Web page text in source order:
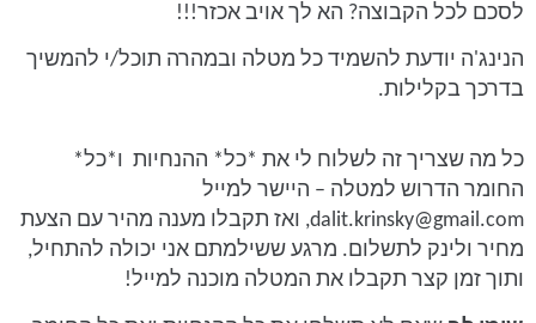
לסכם לכל הקבוצה? הא לך אויב אכזר!!!
הנינג'ה יודעת להשמיד כל מטלה ובמהרה תוכל/י להמשיך
בדרכך בקלילות.
כל מה שצריך זה לשלוח לי את *כל* ההנחיות ו*כל*
החומר הדרוש למטלה – היישר למייל
dalit.krinsky@gmail.com, ואז תקבלו מענה מהיר עם הצעת
מחיר ולינק לתשלום. מרגע ששילמתם אני יכולה להתחיל,
ותוך זמן קצר תקבלו את המטלה מוכנה למייל!